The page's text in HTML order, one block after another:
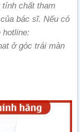
tính chất tham
bác sĩ. Nếu có
hotline:
ở góc trái màn